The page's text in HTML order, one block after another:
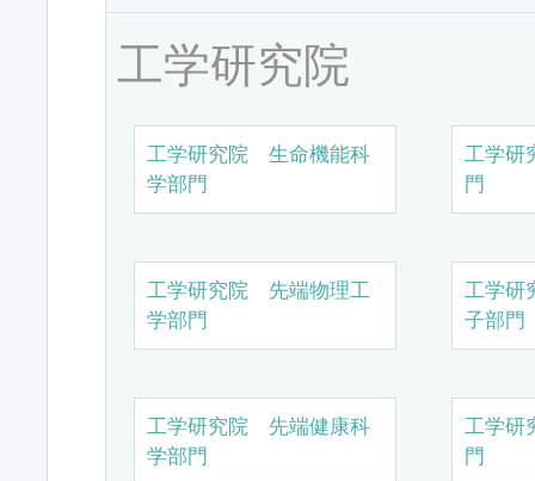
工学研究院
工学研究院 生命機能科
学部門
工学研
門
工学研究院 先端物理工
学部門
工学研
子部門
工学研究院 先端健康科
学部門
工学研
門